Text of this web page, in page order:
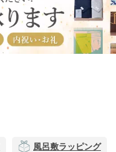
風呂敷ラッピング